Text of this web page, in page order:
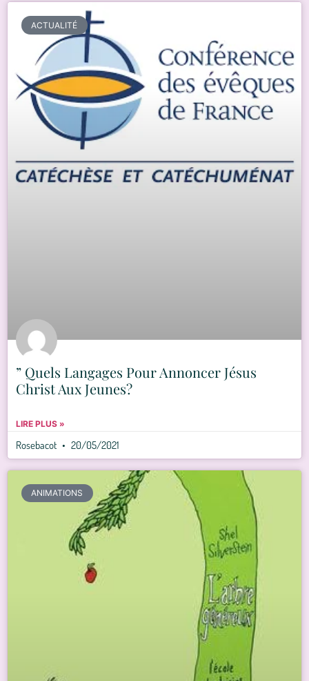
ACTUALITÉ
” Quels Langages Pour Annoncer Jésus
Christ Aux Jeunes?
LIRE PLUS »
Rosebacot 20/05/2021
ANIMATIONS